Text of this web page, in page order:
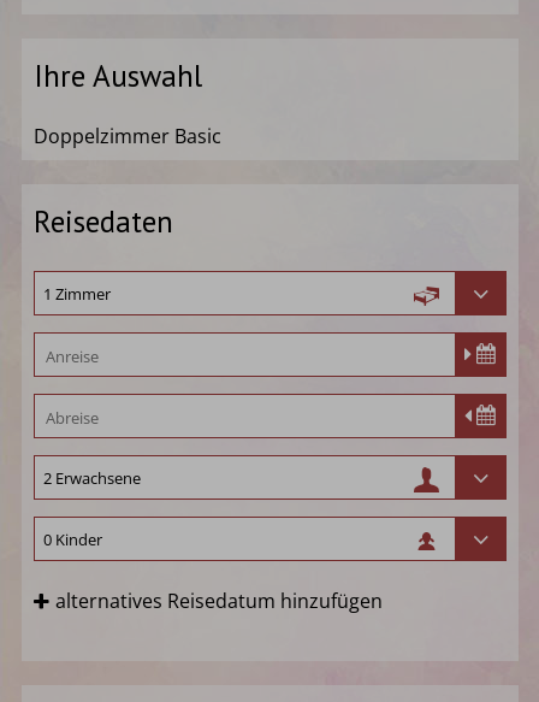
Ihre Auswahl
Doppelzimmer Basic
Reisedaten
alternatives Reisedatum hinzufügen